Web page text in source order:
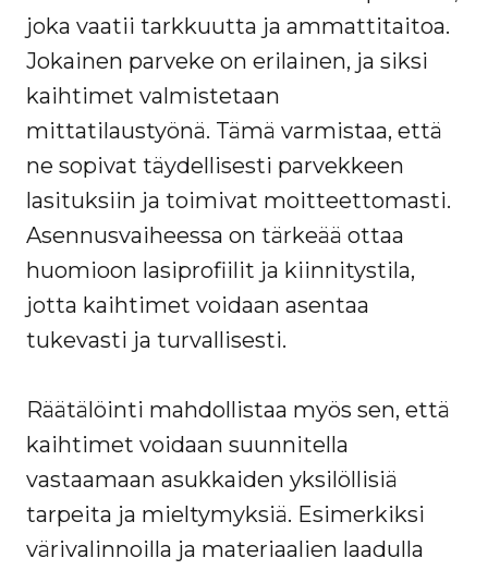
joka vaatii tarkkuutta ja ammattitaitoa.
Jokainen parveke on erilainen, ja siksi
kaihtimet valmistetaan
mittatilaustyönä. Tämä varmistaa, että
ne sopivat täydellisesti parvekkeen
lasituksiin ja toimivat moitteettomasti.
Asennusvaiheessa on tärkeää ottaa
huomioon lasiprofiilit ja kiinnitystila,
jotta kaihtimet voidaan asentaa
tukevasti ja turvallisesti.
Räätälöinti mahdollistaa myös sen, että
kaihtimet voidaan suunnitella
vastaamaan asukkaiden yksilöllisiä
tarpeita ja mieltymyksiä. Esimerkiksi
värivalinnoilla ja materiaalien laadulla